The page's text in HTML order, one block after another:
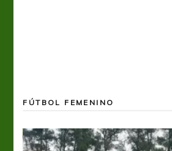
FÚTBOL FEMENINO